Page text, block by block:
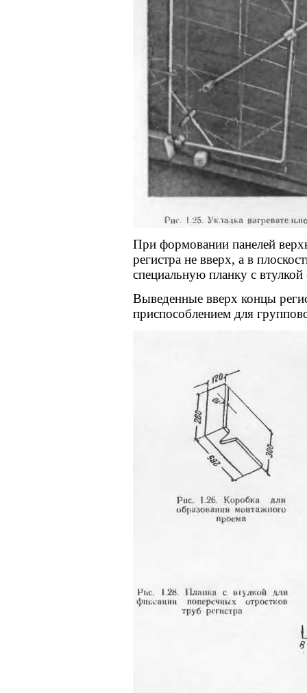
При формовании панелей
регистра не вверх, а в
специальную планку с
Выведенные вверх концы
приспособлением для